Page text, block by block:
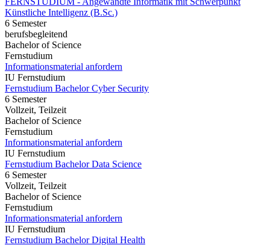
Künstliche Intelligenz (B.Sc.)
6 Semester
berufsbegleitend
Bachelor of Science
Fernstudium
Informationsmaterial anfordern
IU Fernstudium
Fernstudium Bachelor Cyber Security
6 Semester
Vollzeit, Teilzeit
Bachelor of Science
Fernstudium
Informationsmaterial anfordern
IU Fernstudium
Fernstudium Bachelor Data Science
6 Semester
Vollzeit, Teilzeit
Bachelor of Science
Fernstudium
Informationsmaterial anfordern
IU Fernstudium
Fernstudium Bachelor Digital Health